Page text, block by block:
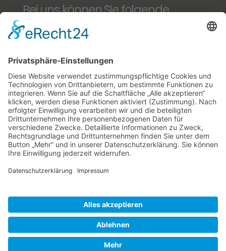
Bei uns können Sie folgende
ausgeschriebene Zucht- und
Jagdgebrauchshundeprüfungen
führen:
BTR, Derby/VJP, Solms/HZP, AZP, VGP, VPS,
VSwP, VFsP, BP §6 und §7 NRW, Dr. Kleemann-
Zuchtausleseprüfung, IKP
PRÜFUNGSTERMINE
© Copyright 2026. All Rights Reserved.
IMPRESSUM
DATENSCHUTZ
NUTZUNGSBEDINGUNGEN